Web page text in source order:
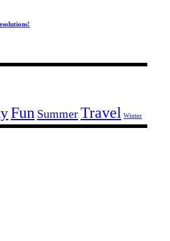
Fun SummerTravel Winter